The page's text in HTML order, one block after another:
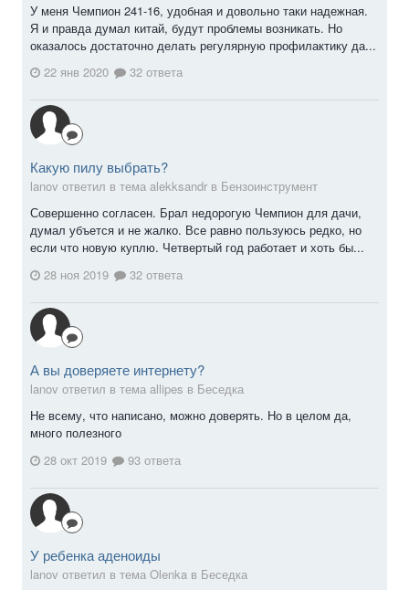
У меня Чемпион 241-16, удобная и довольно таки надежная.
Я и правда думал китай, будут проблемы возникать. Но
оказалось достаточно делать регулярную профилактику да...
22 янв 2020
32 ответа
Какую пилу выбрать?
lanov ответил в тема alekksandr в Бензоинструмент
Совершенно согласен. Брал недорогую Чемпион для дачи,
думал убъется и не жалко. Все равно пользуюсь редко, но
если что новую куплю. Четвертый год работает и хоть бы...
28 ноя 2019
32 ответа
А вы доверяете интернету?
lanov ответил в тема allipes в Беседка
Не всему, что написано, можно доверять. Но в целом да,
много полезного
28 окт 2019
93 ответа
У ребенка аденоиды
lanov ответил в тема Olenka в Беседка